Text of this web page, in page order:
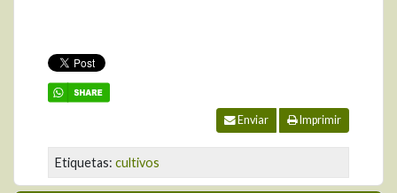
Enviar Imprimir
Etiquetas: cultivos